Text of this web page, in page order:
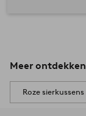
Meer ontdekken
Roze sierkussens